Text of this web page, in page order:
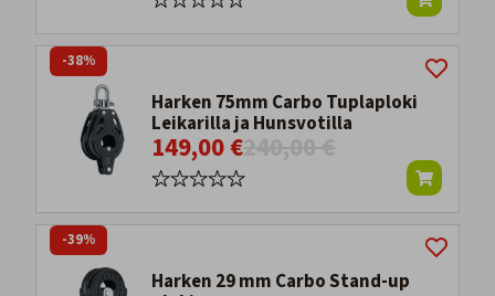
Harken 75mm Carbo Tuplaploki
Leikarilla ja Hunsvotilla
149,00 €
-38%
Harken 29 mm Carbo Stand-up
-39%